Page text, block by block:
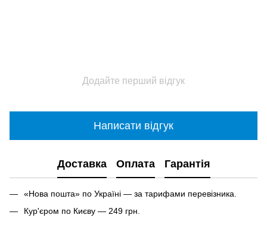
Додайте перший відгук
Написати відгук
Доставка Оплата Гарантія
«Нова пошта» по Україні — за тарифами перевізника.
Кур'єром по Києву — 249 грн.